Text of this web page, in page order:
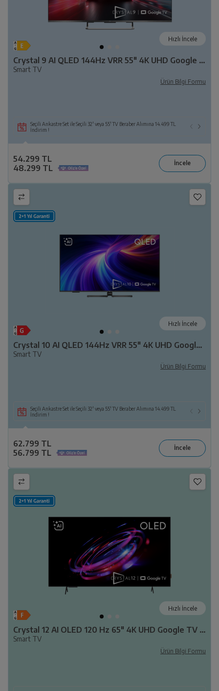
Hızlı İncele
Crystal 9 AI QLED 144Hz VRR 55" 4K UHD Google TV - B 955 C AI
Smart TV
Ürün Bilgi Formu
Seçili Ankastre Set ile Seçili 32' veya 55' TV Beraber Alımına 14.499 TL
İndirim !
54.299 TL
48.299 TL
Hızlı İncele
Crystal 10 AI QLED 144Hz VRR 55" 4K UHD Google TV - B 1055 C AI
Smart TV
Ürün Bilgi Formu
Seçili Ankastre Set ile Seçili 32' veya 55' TV Beraber Alımına 14.499 TL
İndirim !
62.799 TL
56.799 TL
Hızlı İncele
Crystal 12 AI OLED 120 Hz 65" 4K UHD Google TV - B 1265 C AI
Smart TV
Ürün Bilgi Formu